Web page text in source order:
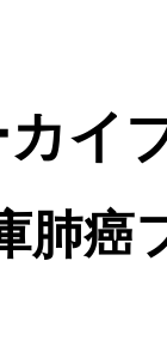
カイ
肺